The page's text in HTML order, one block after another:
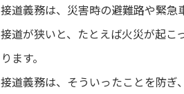
接道義務は、災害時の避難路や緊急
接道が狭いと、たとえば火災が起こ
ります。
接道義務は、そういったことを防ぎ